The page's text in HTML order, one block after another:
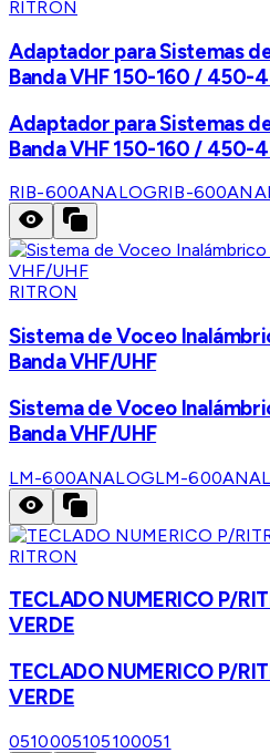
RITRON
Adaptador para Sistemas
Banda VHF 150-160 / 450-
Adaptador para Sistemas
Banda VHF 150-160 / 450-
RIB-600ANALOGRIB-
RITRON
Sistema de Voceo
Banda VHF/UHF
Sistema de Voceo
Banda VHF/UHF
LM-600ANALOGLM-
RITRON
TECLADO NUMERICO P/
VERDE
TECLADO NUMERICO P/
VERDE
0510005105100051